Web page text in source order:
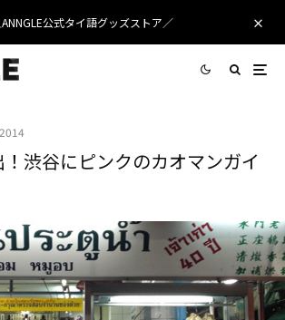
公式タイ語グッズストア／
渋谷にピンクのカオマンガイ